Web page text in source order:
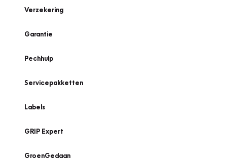
Verzekering
Garantie
Pechhulp
Servicepakketten
Labels
GRIP Expert
GroenGedaan